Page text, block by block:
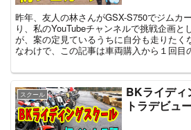
昨年、友人の林さんがGSX-S750でジムカ
り、私のYouTubeチャンネルで挑戦企画と
が、案の定見ているうちに自分も走りたく
なわけで、この記事は車両購入から１回目
スクール
BKライディ
トラデビュ